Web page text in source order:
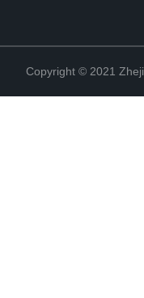
Copyright © 2021